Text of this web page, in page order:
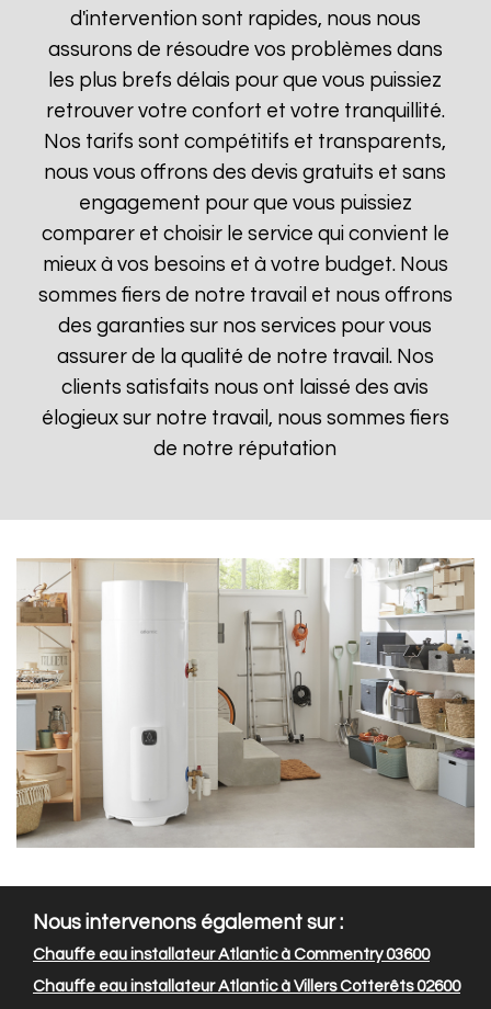
d'intervention sont rapides, nous nous
assurons de résoudre vos problèmes dans
les plus brefs délais pour que vous puissiez
retrouver votre confort et votre tranquillité.
Nos tarifs sont compétitifs et transparents,
nous vous offrons des devis gratuits et sans
engagement pour que vous puissiez
comparer et choisir le service qui convient le
mieux à vos besoins et à votre budget. Nous
sommes fiers de notre travail et nous offrons
des garanties sur nos services pour vous
assurer de la qualité de notre travail. Nos
clients satisfaits nous ont laissé des avis
élogieux sur notre travail, nous sommes fiers
de notre réputation
Nous intervenons également sur :
Chauffe eau installateur Atlantic à Commentry 03600
Chauffe eau installateur Atlantic à Villers Cotterêts 02600